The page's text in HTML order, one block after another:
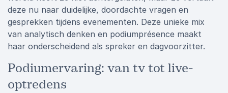
deze nu naar duidelijke, doordachte vragen en
gesprekken tijdens evenementen. Deze unieke mix
van analytisch denken en podiumprésence maakt
haar onderscheidend als spreker en dagvoorzitter.
Podiumervaring: van tv tot live-
optredens